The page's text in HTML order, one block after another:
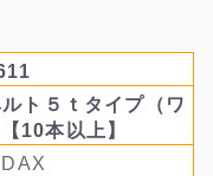
ト５ｔタイプ（ワ
10本以上】